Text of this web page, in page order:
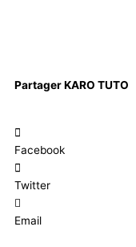
Partager KARO TUTO
Facebook
Twitter
Email